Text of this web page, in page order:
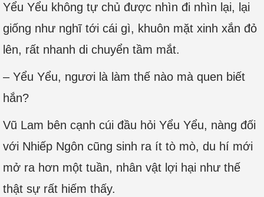
Yểu Yểu không tự chủ được nhìn đi nhìn lại, lại
giống như nghĩ tới cái gì, khuôn mặt xinh xắn đỏ
lên, rất nhanh di chuyển tầm mắt.
– Yểu Yểu, ngươi là làm thế nào mà quen biết
hắn?
Vũ Lam bên cạnh cúi đầu hỏi Yểu Yểu, nàng đối
với Nhiếp Ngôn cũng sinh ra ít tò mò, du hí mới
mở ra hơn một tuần, nhân vật lợi hại như thế
thật sự rất hiếm thấy.